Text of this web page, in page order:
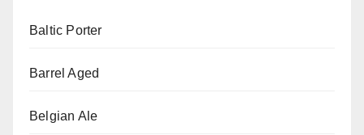
Baltic Porter
Barrel Aged
Belgian Ale